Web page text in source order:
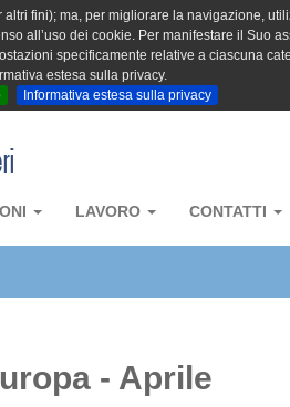
fini); ma, per migliorare la navigazione,
all’uso dei cookie. Per manifestare il Suo
specificamente relative a ciascuna
estesa sulla privacy.
Informativa estesa sulla privacy
LAVORO CONTATTI
- Aprile